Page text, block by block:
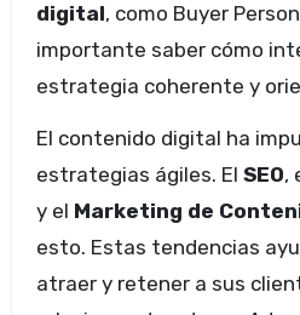
digital, como Buyer
importante saber cómo
estrategia coherente y
El contenido digital ha
estrategias ágiles. El SEO,
y el Marketing de
esto. Estas tendencias
atraer y retener a sus